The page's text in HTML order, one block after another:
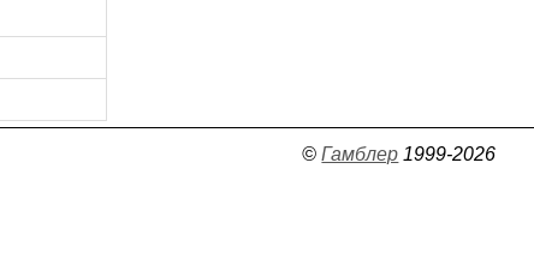
©Гамблер 1999-2026